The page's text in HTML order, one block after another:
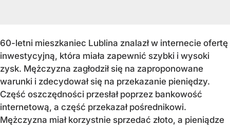
60-letni mieszkaniec Lublina znalazł w internecie ofertę
inwestycyjną, która miała zapewnić szybki i wysoki
zysk. Mężczyzna zagłodził się na zaproponowane
warunki i zdecydował się na przekazanie pieniędzy.
Część oszczędności przesłał poprzez bankowość
internetową, a część przekazał pośrednikowi.
Mężczyzna miał korzystnie sprzedać złoto, a pieniądze